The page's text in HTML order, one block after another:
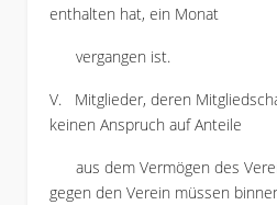
enthalten hat, ein Monat
vergangen ist.
V. Mitglieder, deren
keinen Anspruch auf Anteile
aus dem Vermögen des
gegen den Verein müssen